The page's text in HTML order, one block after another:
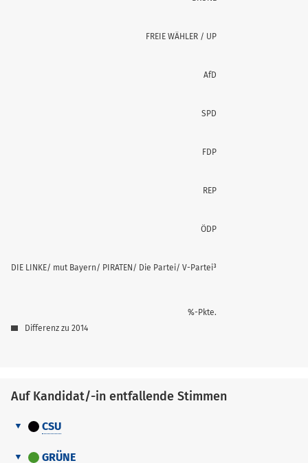
FREIE WÄHLER / UP
AfD
SPD
FDP
REP
ÖDP
DIE LINKE/ mut Bayern/ PIRATEN/ Die Partei/ V-Partei³
%-Pkte.
Differenz zu 2014
Auf Kandidat/-in entfallende Stimmen
CSU
Kandidat/-
GRÜNE